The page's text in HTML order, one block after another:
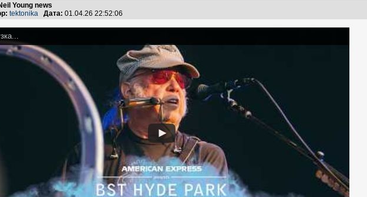
Young news
tektonika Дата: 01.04.26 22:52:06